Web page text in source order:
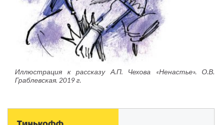
Иллюстрация к рассказу А.П. Чехова «Ненастье». О.В.
Граблевская. 2019 г.